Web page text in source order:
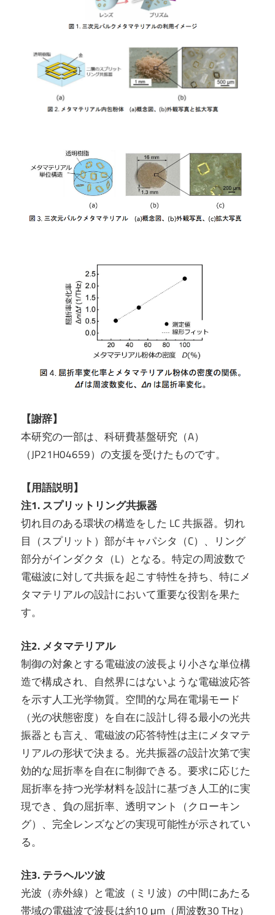
【謝辞】
本研究の一部は、科研費基盤研究（A）
（JP21H04659）の支援を受けたものです。
【用語説明】
注1. スプリットリング共振器
切れ目のある環状の構造をした LC 共振器。切れ
目（スプリット）部がキャパシタ（C）、リング
部分がインダクタ（L）となる。特定の周波数で
電磁波に対して共振を起こす特性を持ち、特にメ
タマテリアルの設計において重要な役割を果た
す。
注2. メタマテリアル
制御の対象とする電磁波の波長より小さな単位構
造で構成され、自然界にはないような電磁波応答
を示す人工光学物質。空間的な局在電場モード
（光の状態密度）を自在に設計し得る最小の光共
振器とも言え、電磁波の応答特性は主にメタマテ
リアルの形状で決まる。光共振器の設計次第で実
効的な屈折率を自在に制御できる。要求に応じた
屈折率を持つ光学材料を設計に基づき人工的に実
現でき、負の屈折率、透明マント（クローキン
グ）、完全レンズなどの実現可能性が示されてい
る。
注3. テラヘルツ波
光波（赤外線）と電波（ミリ波）の中間にあたる
帯域の電磁波で波長は約10 μm（周波数30 THz）